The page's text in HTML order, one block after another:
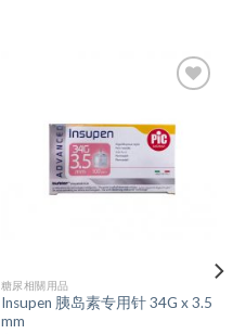
糖尿相關用品
Insupen 胰岛素专用针 34G x 3.5
mm